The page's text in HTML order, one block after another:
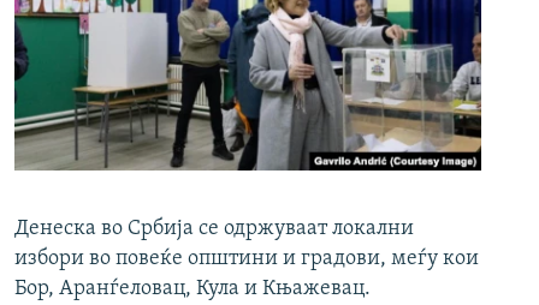
Денеска во Србија се одржуваат локални
избори во повеќе општини и градови, меѓу кои
Бор, Аранѓеловац, Кула и Књажевац.